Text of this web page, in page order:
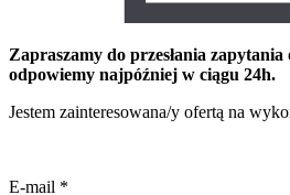
Zapraszamy do przesłania
odpowiemy najpóźniej w ciągu 24h.
Jestem zainteresowana/y ofertą na
E-mail *